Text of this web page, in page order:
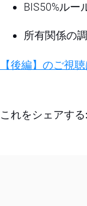
BIS50%ルー
所有関係の
【後編】のご視
これをシェアする: